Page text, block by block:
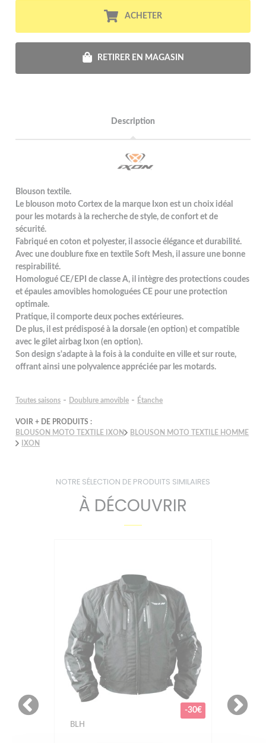
ACHETER
RETIRER EN MAGASIN
Description
Blouson textile.
Le blouson moto Cortex de la marque Ixon est un choix idéal
pour les motards à la recherche de style, de confort et de
sécurité.
Fabriqué en coton et polyester, il associe élégance et durabilité.
Avec une doublure fixe en textile Soft Mesh, il assure une bonne
respirabilité.
Homologué CE/EPI de classe A, il intègre des protections coudes
et épaules amovibles homologuées CE pour une protection
optimale.
Pratique, il comporte deux poches extérieures.
De plus, il est prédisposé à la dorsale (en option) et compatible
avec le gilet airbag Ixon (en option).
Son design s'adapte à la fois à la conduite en ville et sur route,
offrant ainsi une polyvalence appréciée par les motards.
Toutes saisons - Doublure amovible - Étanche
VOIR + DE PRODUITS :
BLOUSON MOTO TEXTILE IXON
BLOUSON MOTO TEXTILE HOMME
IXON
NOTRE SÉLECTION DE PRODUITS SIMILAIRES
À DÉCOUVRIR
-30€
BLH